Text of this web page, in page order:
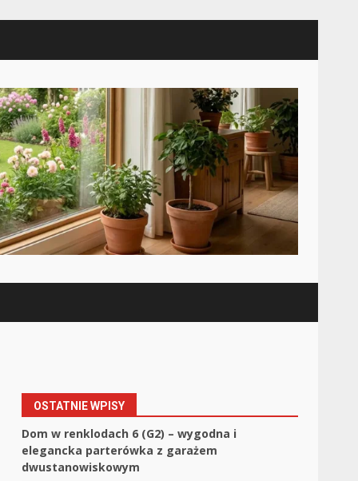
OSTATNIE WPISY
Dom w renklodach 6 (G2) – wygodna i
elegancka parterówka z garażem
dwustanowiskowym